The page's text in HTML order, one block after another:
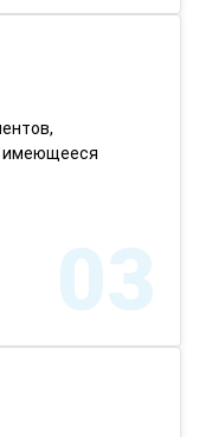
имеющееся
03